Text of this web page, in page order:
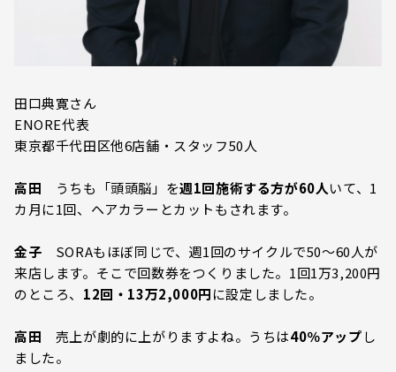
田口典寛さん
ENORE代表
東京都千代田区他6店舗・スタッフ50人
高田 うちも「頭頭脳」を週1回施術する方が60人いて、1
カ月に1回、ヘアカラーとカットもされます。
金子 SORAもほぼ同じで、週1回のサイクルで50～60人が
来店します。そこで回数券をつくりました。1回1万3,200円
のところ、 12回・13万2,000円に設定しました。
高田 売上が劇的に上がりますよね。うちは40％アップし
ました。